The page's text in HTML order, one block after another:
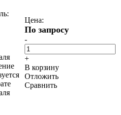
Цена:
По запросу
-
+
В корзину
Отложить
Сравнить